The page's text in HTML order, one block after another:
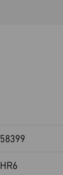
58399
HR6